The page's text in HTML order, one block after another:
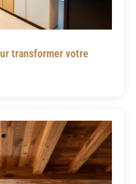
transformer votre